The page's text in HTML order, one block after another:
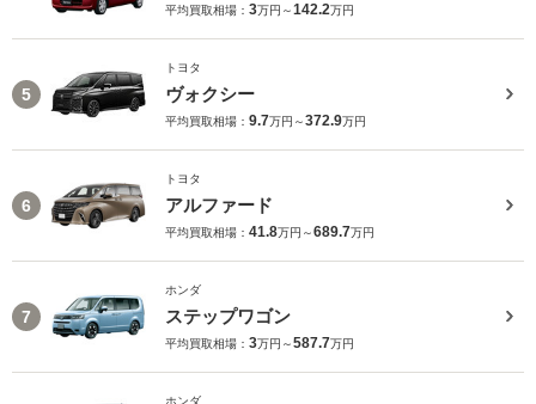
平均買取相場： 3万円～142.2万円
5
トヨタ
ヴォクシー
平均買取相場： 9.7万円～372.9万円
6
トヨタ
アルファード
平均買取相場： 41.8万円～689.7万円
7
ホンダ
ステップワゴン
平均買取相場： 3万円～587.7万円
ホンダ